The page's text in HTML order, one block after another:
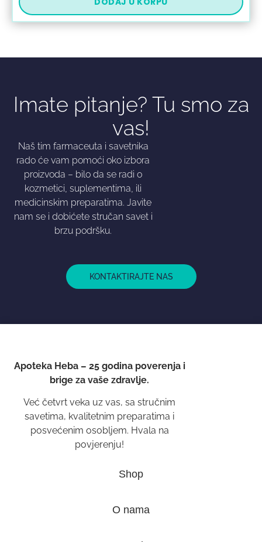
Imate pitanje? Tu smo za
vas!
Naš tim farmaceuta i savetnika
rado će vam pomoći oko izbora
proizvoda – bilo da se radi o
kozmetici, suplementima, ili
medicinskim preparatima. Javite
nam se i dobićete stručan savet i
brzu podršku.
KONTAKTIRAJTE NAS
Apoteka Heba – 25 godina poverenja i
brige za vaše zdravlje.
Već četvrt veka uz vas, sa stručnim
savetima, kvalitetnim preparatima i
posvećenim osobljem. Hvala na
povjerenju!
Shop
O nama